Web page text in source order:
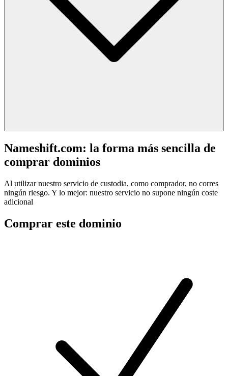
Nameshift.com: la forma más sencilla de
comprar dominios
Al utilizar nuestro servicio de custodia, como comprador, no corres
ningún riesgo. Y lo mejor: nuestro servicio no supone ningún coste
adicional
Comprar este dominio